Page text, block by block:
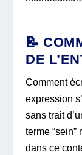
📝
DE
Comment
expression
sans trait
terme
dans ce